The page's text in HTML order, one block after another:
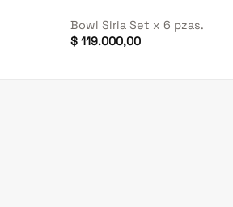
Bowl Siria Set x 6 pzas.
$119.000,00